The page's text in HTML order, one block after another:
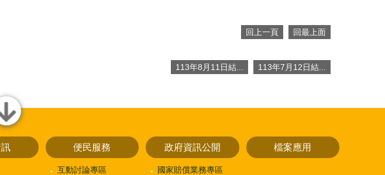
回上一頁 回最上面
113年8月11日結... 113年7月12日結...
便民服務
互動討論專區
政府資訊公開
國家賠償業務專區
檔案應用